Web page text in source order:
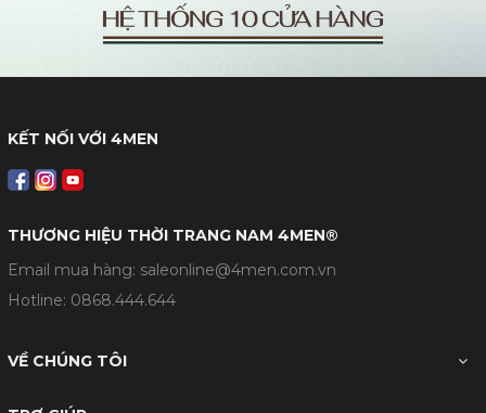
KẾT NỐI VỚI 4MEN
THƯƠNG HIỆU THỜI TRANG NAM 4MEN®
Email mua hàng: saleonline@4men.com.vn
Hotline: 0868.444.644
VỀ CHÚNG TÔI